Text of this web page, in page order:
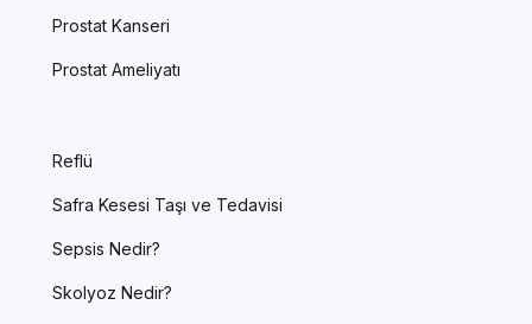
Prostat Kanseri
Prostat Ameliyatı
Reflü
Safra Kesesi Taşı ve Tedavisi
Sepsis Nedir?
Skolyoz Nedir?